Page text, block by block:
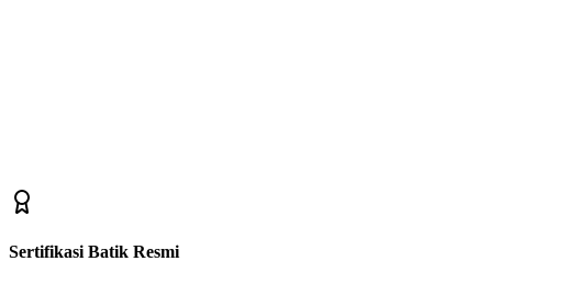
Sertifikasi Batik Resmi